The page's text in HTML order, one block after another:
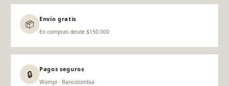
📦 Envío gratis
En compras desde $150.000
🔒 Pagos seguros
Wompi · Bancolombia